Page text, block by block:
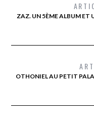
ZAZ. UN 5ÈME ALBUM ET
OTHONIEL AU PETIT